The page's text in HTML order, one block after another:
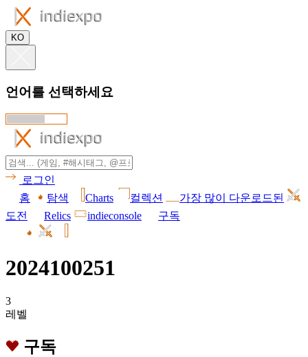
KO
언어를 선택하세요
로그인
홈
탐색 Charts 컬렉션
가장 많이 다운로드된
도전
Relics indieconsole 구독
2024100251
3
레벨
구독